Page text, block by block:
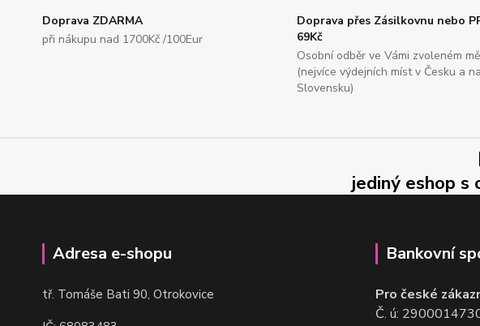
Doprava ZDARMA
při nákupu nad 1700Kč /100Eur
Doprava přes Zásilkovnu nebo
69Kč
Osobní odběr ve Vámi zvoleném
(nejvíce výdejních míst v Česku a na
Slovensku)
jediný eshop s
Adresa e-shopu
tř. Tomáše Bati 90, Otrokovice
Bankovní
Pro české
Č. ú: